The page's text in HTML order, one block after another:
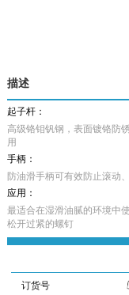
描述
起子杆：
高级铬钼钒钢，表面镀铬防
用
手柄：
防油滑手柄可有效防止滚动
应用：
最适合在湿滑油腻的环境中
松开过紧的螺钉
订货号